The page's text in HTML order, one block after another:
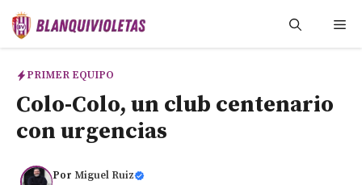
Saltar
PRIMER EQUIPO
Colo-Colo, un club centenario
con urgencias
Por Miguel Ruiz